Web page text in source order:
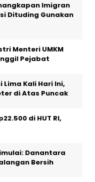
Imigran
Dituding Gunakan
Menteri UMKM
Pejabat
Lima Kali Hari Ini,
di Atas Puncak
di HUT RI,
Danantara
Bersih